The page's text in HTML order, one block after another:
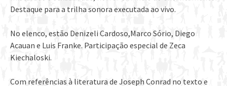
Destaque para a trilha sonora executada ao vivo.
No elenco, estão Denizeli Cardoso,Marco Sório, Diego
Acauan e Luis Franke. Participação especial de Zeca
Kiechaloski.
Com referências à literatura de Joseph Conrad no texto e